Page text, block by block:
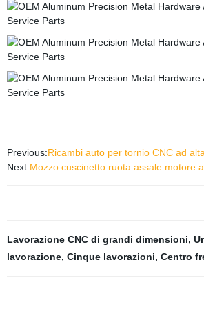
Previous:Ricambi auto per tornio CNC ad
Next:Mozzo cuscinetto ruota assale motore
Lavorazione CNC di grandi dimensioni,
lavorazione, Cinque lavorazioni, Centro